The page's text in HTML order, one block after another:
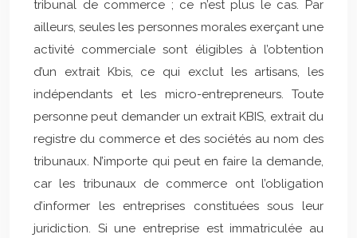
tribunal de commerce ; ce n’est plus le cas. Par
ailleurs, seules les personnes morales exerçant une
activité commerciale sont éligibles à l’obtention
d’un extrait Kbis, ce qui exclut les artisans, les
indépendants et les micro-entrepreneurs. Toute
personne peut demander un extrait KBIS, extrait du
registre du commerce et des sociétés au nom des
tribunaux. N’importe qui peut en faire la demande,
car les tribunaux de commerce ont l’obligation
d’informer les entreprises constituées sous leur
juridiction. Si une entreprise est immatriculée au